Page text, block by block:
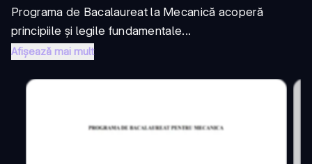
Programa de Bacalaureat la Mecanică acoperă
principiile și legile fundamentale...
Afișează mai mult